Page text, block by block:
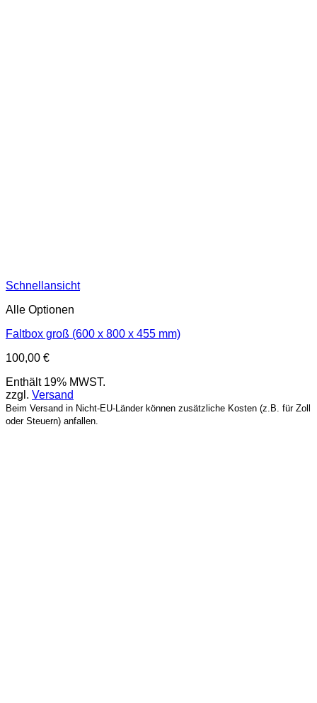
Schnellansicht
Alle Optionen
Faltbox groß (600 x 800 x 455 mm)
100,00 €
Enthält 19% MWST.
zzgl. Versand
Beim Versand in Nicht-EU-Länder können zusätzliche Kosten (z.B. für Zoll
oder Steuern) anfallen.